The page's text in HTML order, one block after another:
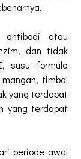
antibodi atau
dan tidak
susu formula
timbal
yang terdapat
yang terdapat
periode awal